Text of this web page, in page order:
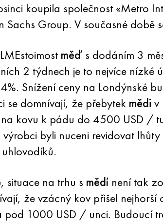
koupila společnost «Metro
Sachs Group. V současné době
měďs dodáním 3
2 týdnech je to nejvíce
Snížení ceny na Londýnské
se domnívají, že přebytek mědi v
kovu k pádu do 4500 USD /
byli nuceni revidovat
situace na trhu s mědínení tak
že vzácný kov přišel
pod 1000 USD / unci. Budoucí